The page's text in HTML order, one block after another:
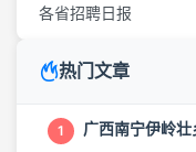
各省招聘日报
热门文章
1 广西南宁伊岭